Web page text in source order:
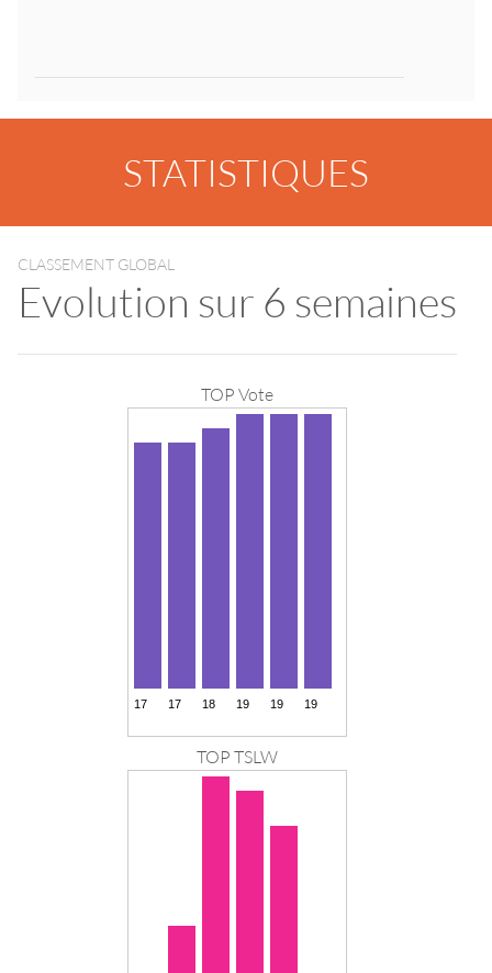
STATISTIQUES
CLASSEMENT GLOBAL
Evolution sur 6 semaines
TOP Vote
TOP TSLW